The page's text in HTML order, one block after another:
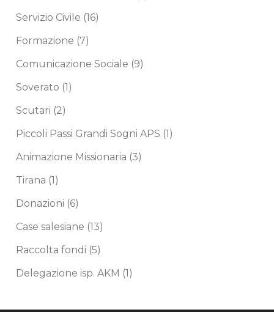
Servizio Civile (16)
Formazione (7)
Comunicazione Sociale (9)
Soverato (1)
Scutari (2)
Piccoli Passi Grandi Sogni APS (1)
Animazione Missionaria (3)
Tirana (1)
Donazioni (6)
Case salesiane (13)
Raccolta fondi (5)
Delegazione isp. AKM (1)